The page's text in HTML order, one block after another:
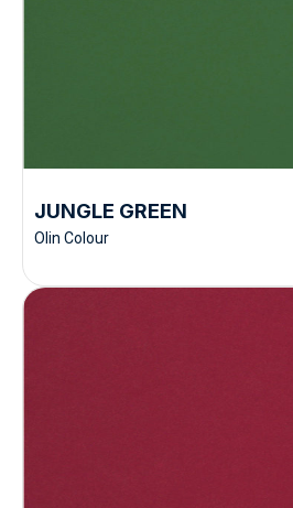
JUNGLE GREEN
Olin Colour